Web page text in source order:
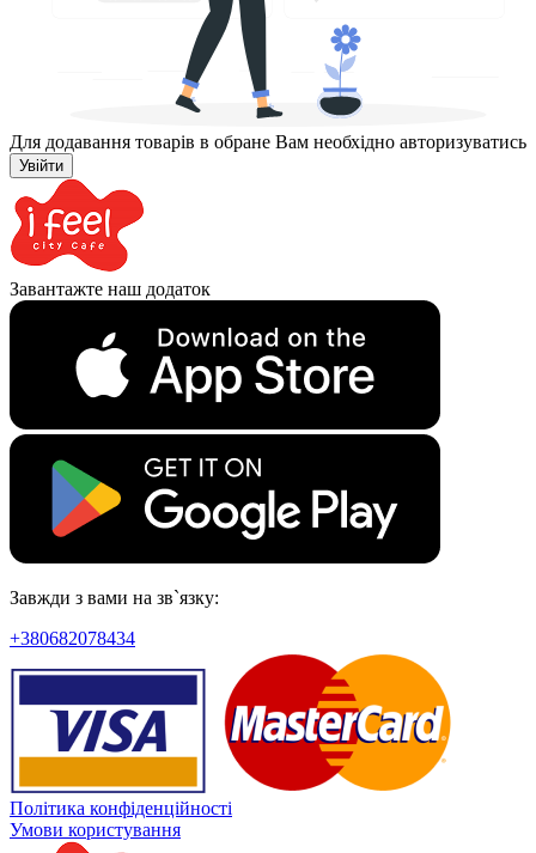
Для додавання товарів в обране Вам необхідно авторизуватись
Увійти
Завантажте наш додаток
Завжди з вами на зв`язку:
+380682078434
Політика конфіденційності
Умови користування